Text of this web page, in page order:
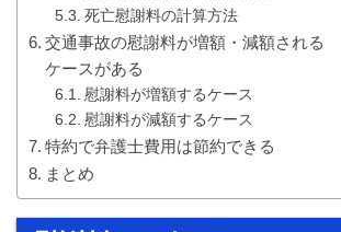
死亡慰謝料の計算方法
交通事故の慰謝料が増額・減額される
ケースがある
慰謝料が増額するケース
慰謝料が減額するケース
特約で弁護士費用は節約できる
まとめ